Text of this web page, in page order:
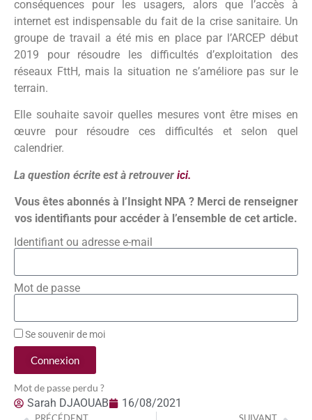
conséquences pour les usagers, alors que l’accès à
internet est indispensable du fait de la crise sanitaire. Un
groupe de travail a été mis en place par l’ARCEP début
2019 pour résoudre les difficultés d’exploitation des
réseaux FttH, mais la situation ne s’améliore pas sur le
terrain.
Elle souhaite savoir quelles mesures vont être mises en
œuvre pour résoudre ces difficultés et selon quel
calendrier.
La question écrite est à retrouver ici.
Vous êtes abonnés à l’Insight NPA ? Merci de renseigner
vos identifiants pour accéder à l’ensemble de cet article.
Identifiant ou adresse e-mail
Mot de passe
Se souvenir de moi
Connexion
Mot de passe perdu ?
Sarah DJAOUAB 16/08/2021